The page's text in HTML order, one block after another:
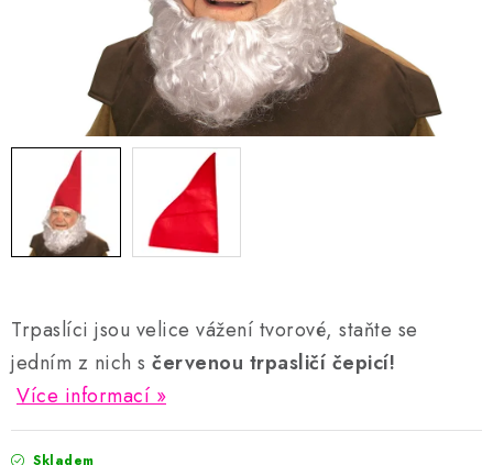
Obchodní podmínky
Podmínky ochrany osobních údajů
Trpaslíci jsou velice vážení tvorové, staňte se
jedním z nich s červenou trpasličí čepicí!
Více informací
Skladem